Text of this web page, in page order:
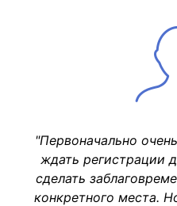
"Первоначально
ждать регистрации
сделать
конкретного места.